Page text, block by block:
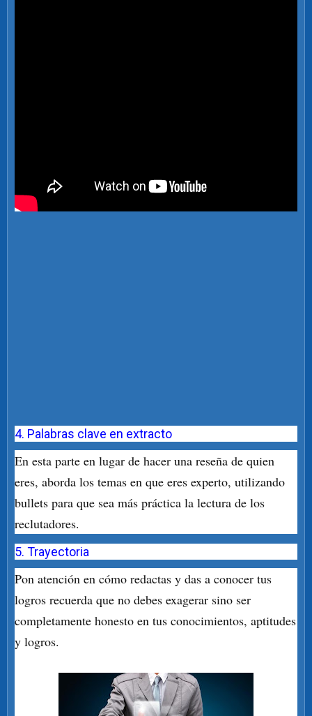
4. Palabras clave en extracto
En esta parte en lugar de hacer una reseña de quien
eres, aborda los temas en que eres experto, utilizando
bullets para que sea más práctica la lectura de los
reclutadores.
5. Trayectoria
Pon atención en cómo redactas y das a conocer tus
logros recuerda que no debes exagerar sino ser
completamente honesto en tus conocimientos, aptitudes
y logros.